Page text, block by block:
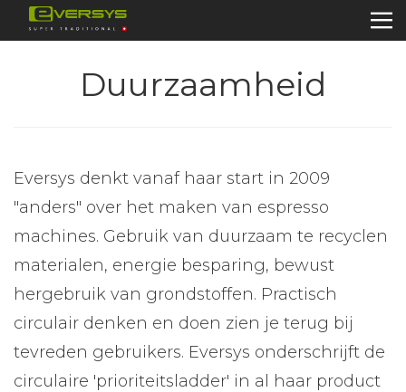
Duurzaamheid
Eversys denkt vanaf haar start in 2009
"anders" over het maken van espresso
machines. Gebruik van duurzaam te recyclen
materialen, energie besparing, bewust
hergebruik van grondstoffen. Practisch
circulair denken en doen zien je terug bij
tevreden gebruikers. Eversys onderschrijft de
circulaire 'prioriteitsladder' in al haar product